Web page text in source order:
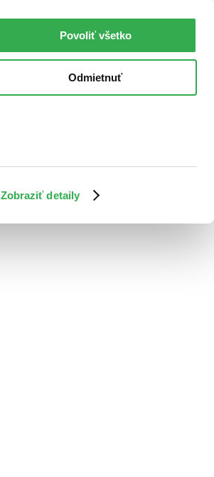
Zobraziť detaily
Povoliť všetko
Odmietnuť